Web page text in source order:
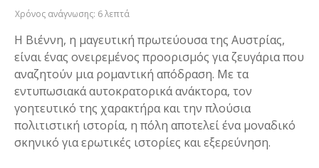
Η Βιέννη, η μαγευτική πρωτεύουσα της Αυστρίας,
είναι ένας ονειρεμένος προορισμός για ζευγάρια που
αναζητούν μια ρομαντική απόδραση. Με τα
εντυπωσιακά αυτοκρατορικά ανάκτορα, τον
γοητευτικό της χαρακτήρα και την πλούσια
πολιτιστική ιστορία, η πόλη αποτελεί ένα μοναδικό
σκηνικό για ερωτικές ιστορίες και εξερεύνηση.